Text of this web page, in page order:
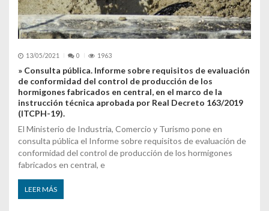
13/05/2021 0 1963
» Consulta pública. Informe sobre requisitos de evaluación
de conformidad del control de producción de los
hormigones fabricados en central, en el marco de la
instrucción técnica aprobada por Real Decreto 163/2019
(ITCPH-19).
El Ministerio de Industria, Comercio y Turismo pone en
consulta pública el Informe sobre requisitos de evaluación de
conformidad del control de producción de los hormigones
fabricados en central, e
LEER MÁS